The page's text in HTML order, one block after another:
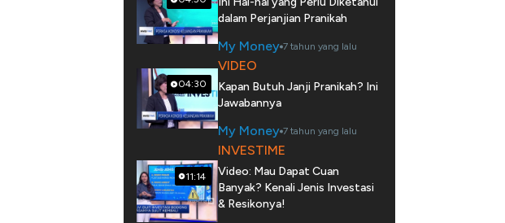
dalam Perjanjian Pranikah
My Money 7 tahun yang lalu
04:30
VIDEO
Kapan Butuh Janji Pranikah? Ini
Jawabannya
My Money 7 tahun yang lalu
11:14
INVESTIME
Video: Mau Dapat Cuan
Banyak? Kenali Jenis Investasi
& Resikonya!